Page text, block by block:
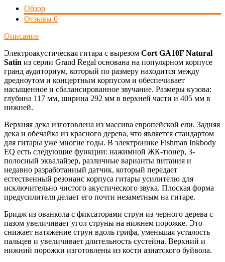
Обзор
Отзывы 0
Описание
Электроакустическая гитара с вырезом Cort GA10F Natural
Satin из серии Grand Regal основана на популярном корпусе
гранд аудиториум, который по размеру находится между
дредноутом и концертным корпусом и обеспечивает
насыщенное и сбалансированное звучание. Размеры кузова:
глубина 117 мм, ширина 292 мм в верхней части и 405 мм в
нижней.
Верхняя дека изготовлена из массива европейской ели. Задняя
дека и обечайка из красного дерева, что является стандартом
для гитары уже многие годы. В электронике Fishman Inkbody
EQ есть следующие функции: нажимной ЖК-тюнер, 3-
полосный эквалайзер, различные варианты питания и
недавно разработанный датчик, который передает
естественный резонанс корпуса гитары усилителю для
исключительно чистого акустического звука. Плоская форма
предусилителя делает его почти незаметным на гитаре.
Бридж из ованкола с фиксаторами струн из черного дерева с
пазом увеличивает угол струны на нижнем порожке. Это
снижает натяжение струн вдоль грифа, уменьшая усталость
пальцев и увеличивает длительность сустейна. Верхний и
нижний порожки изготовлены из кости азиатского буйвола.